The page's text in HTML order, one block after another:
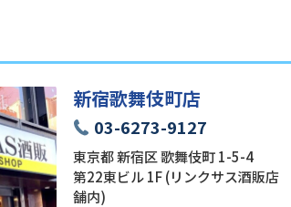
新宿歌舞伎町店
03-6273-9127
東京都 新宿区 歌舞伎町 1-5-4
第22東ビル 1F (リンクサス酒販店
舗内)